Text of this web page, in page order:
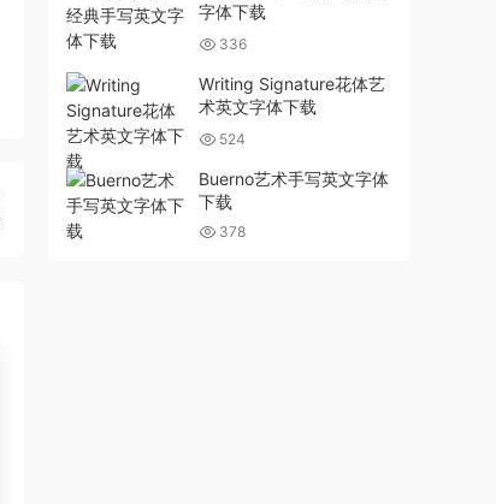
字体下载
336
Writing Signature花体艺
术英文字体下载
524
Buerno艺术手写英文字体
下载
378